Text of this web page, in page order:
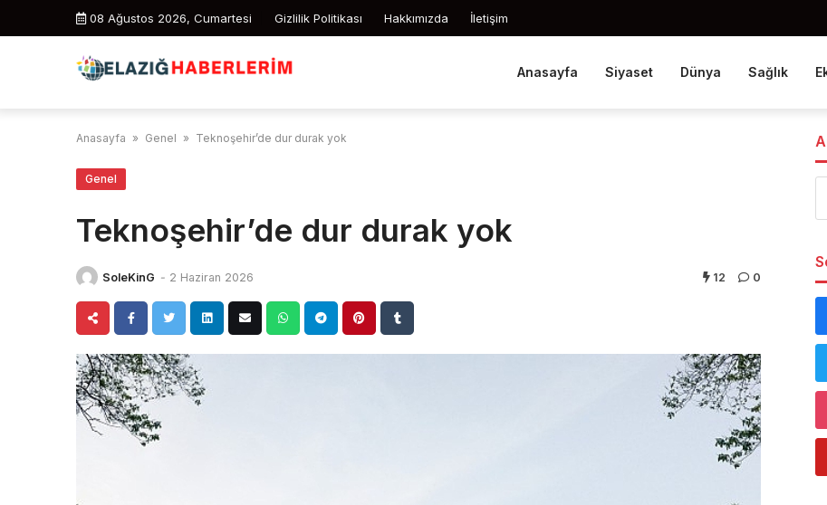
08 Ağustos 2026, Cumartesi Gizlilik Politikası Hakkımızda İletişim
Anasayfa Siyaset Dünya Sağlık
Anasayfa » Genel » Teknoşehir’de dur durak yok
Genel
Teknoşehir’de dur durak yok
SoleKinG - 2 Haziran 2026 12 0